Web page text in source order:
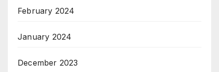
February 2024
January 2024
December 2023